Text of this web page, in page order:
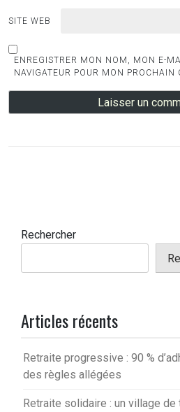
SITE WEB
ENREGISTRER MON NOM, MON E-
NAVIGATEUR POUR MON PROCHAIN
Rechercher
Articles récents
Retraite progressive : 90 %
des règles allégées
Retraite solidaire : un village